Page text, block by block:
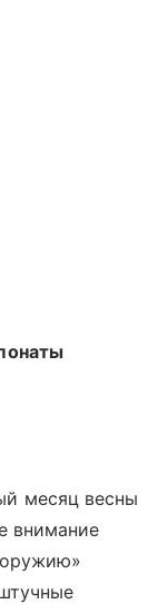
месяц весны
внимание